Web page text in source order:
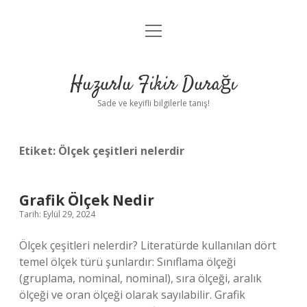
Anasayfa
Yasal Uyarı
menüyü
Huzurlu Fikir Durağı
Sade ve keyifli bilgilerle tanış!
Etiket: Ölçek çeşitleri nelerdir
Grafik Ölçek Nedir
Tarih: Eylül 29, 2024
Ölçek çeşitleri nelerdir? Literatürde kullanılan dört
temel ölçek türü şunlardır: Sınıflama ölçeği
(gruplama, nominal, nominal), sıra ölçeği, aralık
ölçeği ve oran ölçeği olarak sayılabilir. Grafik